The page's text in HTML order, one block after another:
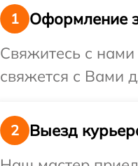
1
Оформление
Свяжитесь с нами
свяжется с Вами
2
Выезд